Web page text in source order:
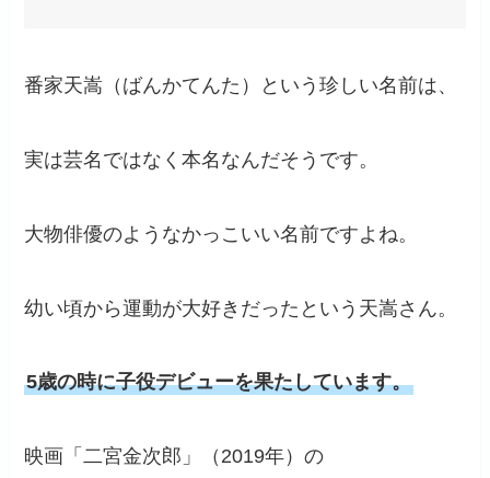
番家天嵩（ばんかてんた）という珍しい名前は、
実は芸名ではなく本名なんだそうです。
大物俳優のようなかっこいい名前ですよね。
幼い頃から運動が大好きだったという天嵩さん。
5歳の時に子役デビューを果たしています。
映画「二宮金次郎」（2019年）の